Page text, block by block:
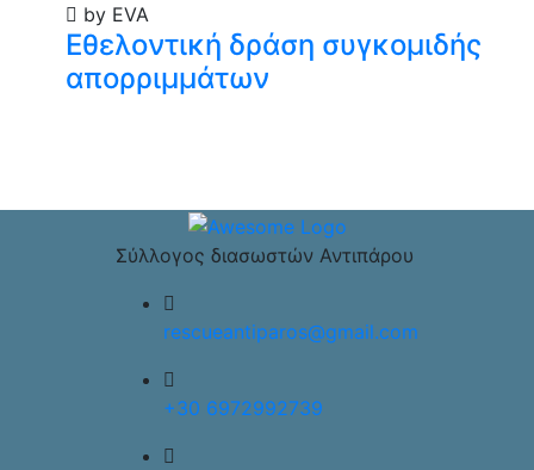
by EVA
Εθελοντική δράση συγκομιδής
απορριμμάτων
Σύλλογος διασωστών Αντιπάρου
rescueantiparos@gmail.com
+30 6972992739